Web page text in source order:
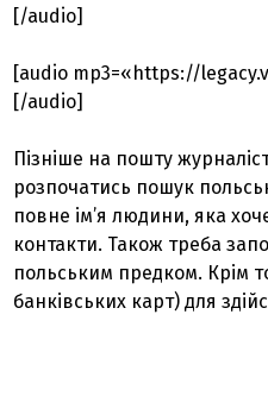
[/audio]
[audio mp3=«https://
[/audio]
Пізніше на пошту
розпочатись пошук
повне ім’я людини, яка
контакти. Також треба
польським предком. Крім
банківських карт) для